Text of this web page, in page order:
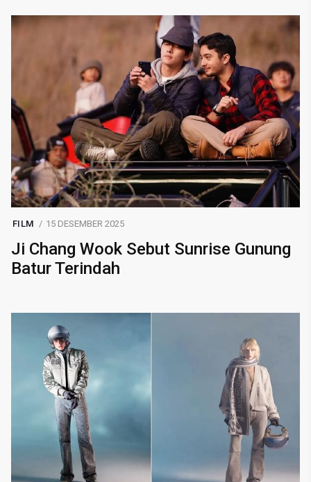
FILM 15 DESEMBER 2025
Ji Chang Wook Sebut Sunrise Gunung
Batur Terindah